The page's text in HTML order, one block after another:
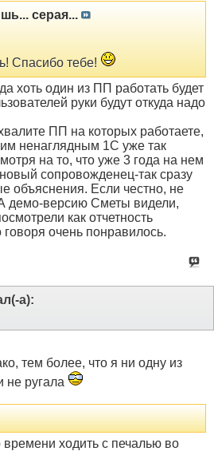
серая...
Спасибо тебе!
хоть один из ПП работать будет
руки будут откуда надо
ПП на которых работаете,
ненаглядным 1С уже так
на то, что уже 3 года на нем
сопровожденец-так сразу
объяснения. Если честно, не
А демо-версию Сметы видели,
как отчетность
очень понравилось.
а):
тем более, что я ни одну из
не ругала
времени ходить с печалью во